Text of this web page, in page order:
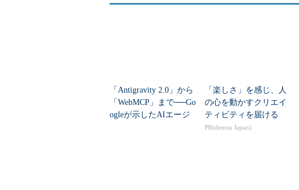
「Antigravity 2.0」から
「WebMCP」まで──Go
ogleが示したAIエージ
「楽しさ」を感じ、人
の心を動かすクリエイ
ティビティを届ける
PR(dentsu Japan)